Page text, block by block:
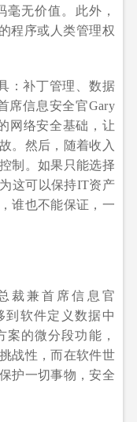
无价值。此外，
程序或人类管理权
：补丁管理、数据
席信息安全官Gary
网络安全基础，让
。然后，随着收入
制。如果只能选择
这可以保持IT资产
谁也不能保证，一
裁兼首席信息官
到软件定义数据中
案的微分段功能，
战性，而在软件世
护一切事物，安全